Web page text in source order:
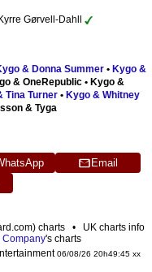
Gørvell-Dahll
& Donna Summer • Kygo &
& OneRepublic • Kygo &
Tina Turner • Kygo & Whitney
& Tyga
Email
charts • UK charts info
Company's charts
06/08/26 20h49:45 xx